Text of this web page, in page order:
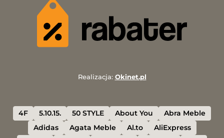
Realizacja: Okinet.pl
4F 5.10.15. 50 STYLE About You
Abra Meble
Adidas
Agata Meble Al.to
AliExpress